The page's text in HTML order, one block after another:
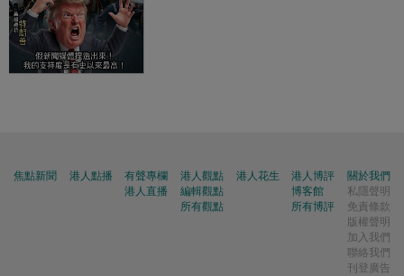
焦點新聞 港人點播
有聲專欄
港人直播
港人觀點
編輯觀點
所有觀點
港人花生
港人博評
博客館
所有博評
關於我們
私隱聲明
免責條款
版權聲明
加入我們
聯絡我們
刊登廣告